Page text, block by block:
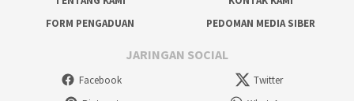
FORM PENGADUAN
PEDOMAN MEDIA SIBER
JARINGAN SOCIAL
Facebook
Twitter